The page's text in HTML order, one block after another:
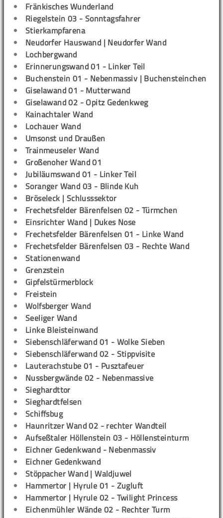
Fränkisches Wunderland
Riegelstein 03 - Sonntagsfahrer
Stierkampfarena
Neudorfer Hauswand | Neudorfer Wand
Lochbergwand
Erinnerungswand 01 - Linker Teil
Buchenstein 01 - Nebenmassiv | Buchensteinchen
Giselawand 01 - Mutterwand
Giselawand 02 - Opitz Gedenkweg
Kainachtaler Wand
Lochauer Wand
Umsonst und Draußen
Trainmeuseler Wand
Großenoher Wand 01
Jubiläumswand 01 - Linker Teil
Soranger Wand 03 - Blinde Kuh
Bröseleck | Schlusssektor
Frechetsfelder Bärenfelsen 02 - Türmchen
Einsrichter Wand | Dukes Nose
Frechetsfelder Bärenfelsen 01 - Linke Wand
Frechetsfelder Bärenfelsen 03 - Rechte Wand
Stationenwand
Grenzstein
Gipfelstürmerblock
Freistein
Wolfsberger Wand
Seeliger Wand
Linke Bleisteinwand
Siebenschläferwand 01 - Wolke Sieben
Siebenschläferwand 02 - Stippvisite
Lauterachstube 01 - Pusztafeuer
Nussbergwände 02 - Nebenmassive
Sieghardttor
Sieghardtfelsen
Schiffsbug
Haunritzer Wand 02 - rechter Wandteil
Aufseßtaler Höllenstein 03 - Höllensteinturm
Eichner Gedenkwand - Nebenmassiv
Eichner Gedenkwand
Stöppacher Wand | Waldjuwel
Hammertor | Hyrule 01 - Zugluft
Hammertor | Hyrule 02 - Twilight Princess
Eichenmühler Wände 02 - Rechter Turm